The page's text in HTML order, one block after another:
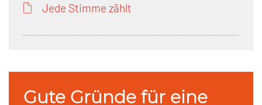
Jede Stimme zählt
Gute Gründe für eine